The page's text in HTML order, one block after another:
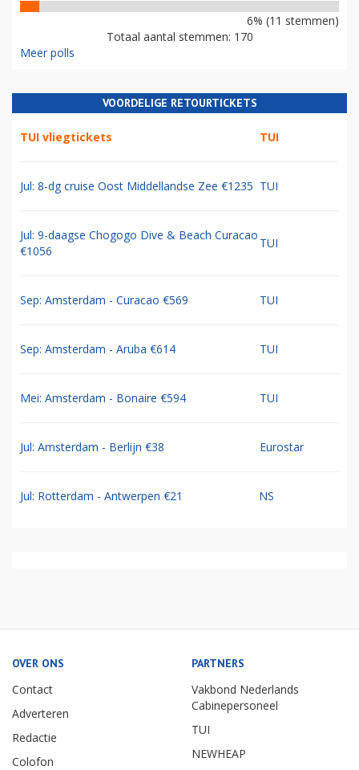
6% (11 stemmen)
Totaal aantal stemmen: 170
Meer polls
VOORDELIGE RETOURTICKETS
TUI vliegtickets TUI
Jul: 8-dg cruise Oost Middellandse Zee €1235 TUI
Jul: 9-daagse Chogogo Dive & Beach Curacao
€1056
TUI
Sep: Amsterdam - Curacao €569 TUI
Sep: Amsterdam - Aruba €614 TUI
Mei: Amsterdam - Bonaire €594 TUI
Jul: Amsterdam - Berlijn €38 Eurostar
Jul: Rotterdam - Antwerpen €21 NS
OVER ONS
Contact
Adverteren
Redactie
Colofon
PARTNERS
Vakbond Nederlands
Cabinepersoneel
TUI
NEWHEAP